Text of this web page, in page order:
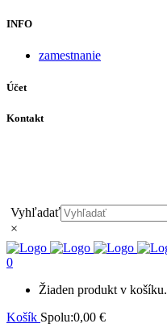
INFO
zamestnanie
Účet
Kontakt
Vyhľadať
×
0
Žiaden produkt v košíku.
Košík Spolu:0,00 €